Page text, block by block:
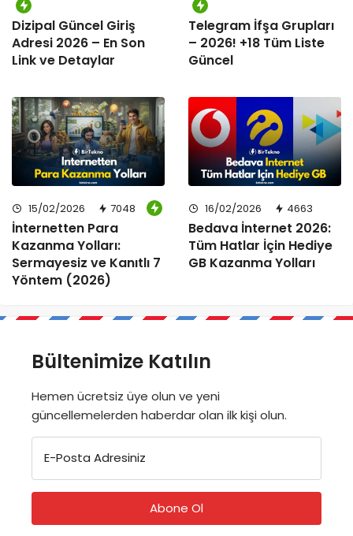
Dizipal Güncel Giriş
Adresi 2026 – En Son
Link ve Detaylar
Telegram İfşa Grupları
– 2026! +18 Tüm Liste
Güncel
15/02/2026 7048
İnternetten Para
Kazanma Yolları:
Sermayesiz ve Kanıtlı 7
Yöntem (2026)
16/02/2026 4663
Bedava İnternet 2026:
Tüm Hatlar İçin Hediye
GB Kazanma Yolları
Bültenimize Katılın
Hemen ücretsiz üye olun ve yeni
güncellemelerden haberdar olan ilk kişi olun.
E-Posta Adresiniz